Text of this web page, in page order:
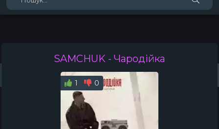
Топ 100 Тренди
SAMCHUK- Чародійка
1 0